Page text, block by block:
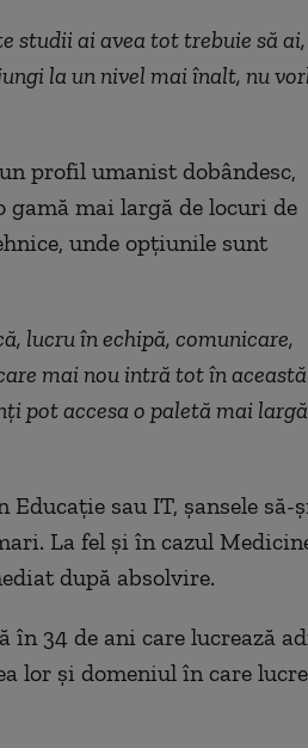
studii ai avea tot trebuie să ai,
la un nivel mai înalt, nu
profil umanist dobândesc,
mai largă de locuri de
unde opțiunile sunt
lucru în echipă, comunicare,
mai nou intră tot în această
pot accesa o paletă mai
sau IT, șansele să-
La fel și în cazul
după absolvire.
în 34 de ani care lucrează
lor și domeniul în care